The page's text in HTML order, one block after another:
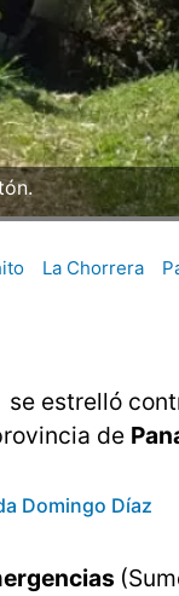
La Chorrera
estrelló
de
Domingo Díaz